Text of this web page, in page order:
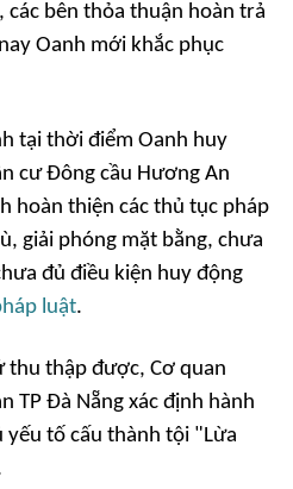
bên thỏa thuận hoàn trả
Oanh mới khắc phục
tại thời điểm Oanh huy
cư Đông cầu Hương An
hoàn thiện các thủ tục pháp
giải phóng mặt bằng, chưa
đủ điều kiện huy động
luật.
thu thập được, Cơ quan
TP Đà Nẵng xác định hành
yếu tố cấu thành tội "Lừa